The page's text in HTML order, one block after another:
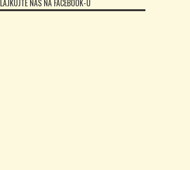
LAJKUJTE NAS NA FACEBOOK-U